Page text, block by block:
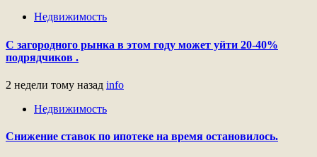
Недвижимость
С загородного рынка в этом году может уйти 20-40%
подрядчиков .
2 недели тому назад info
Недвижимость
Снижение ставок по ипотеке на время остановилось.